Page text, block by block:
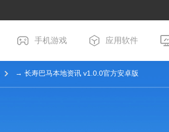
手机游戏 应用软件
→ 长寿巴马本地资讯 v1.0.0官方安卓版